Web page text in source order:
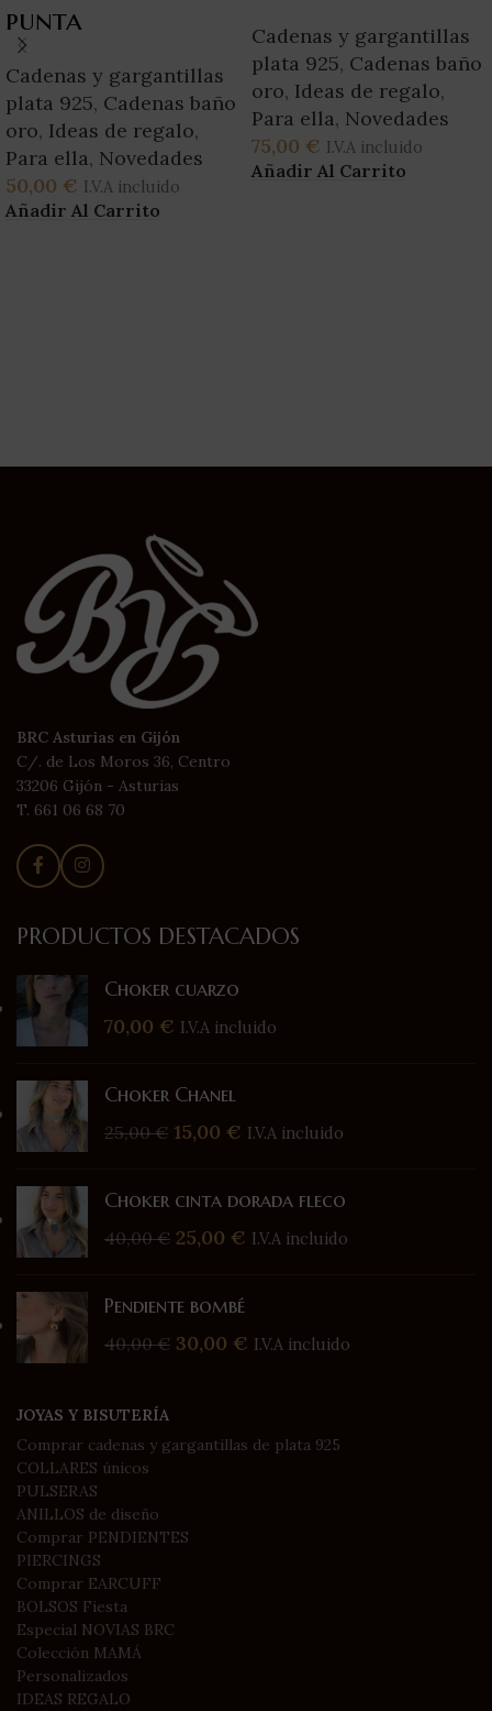
punta
Cadenas y gargantillas
plata 925, Cadenas baño
oro, Ideas de regalo,
Para ella, Novedades
50,00 € I.V.A incluido
Añadir Al Carrito
Cadenas y gargantillas
plata 925, Cadenas baño
oro, Ideas de regalo,
Para ella, Novedades
75,00 € I.V.A incluido
Añadir Al Carrito
BRC Asturias en Gijón
C/. de Los Moros 36, Centro
33206 Gijón - Asturias
T. 661 06 68 70
PRODUCTOS DESTACADOS
Choker cuarzo
70,00 € I.V.A incluido
Choker Chanel
25,00€ 15,00 € I.V.A incluido
Choker cinta dorada fleco
40,00€ 25,00 € I.V.A incluido
Pendiente bombé
40,00€ 30,00 € I.V.A incluido
JOYAS Y BISUTERÍA
Comprar cadenas y gargantillas de plata 925
COLLARES únicos
PULSERAS
ANILLOS de diseño
Comprar PENDIENTES
PIERCINGS
Comprar EARCUFF
BOLSOS Fiesta
Especial NOVIAS BRC
Colección MAMÁ
Personalizados
IDEAS REGALO